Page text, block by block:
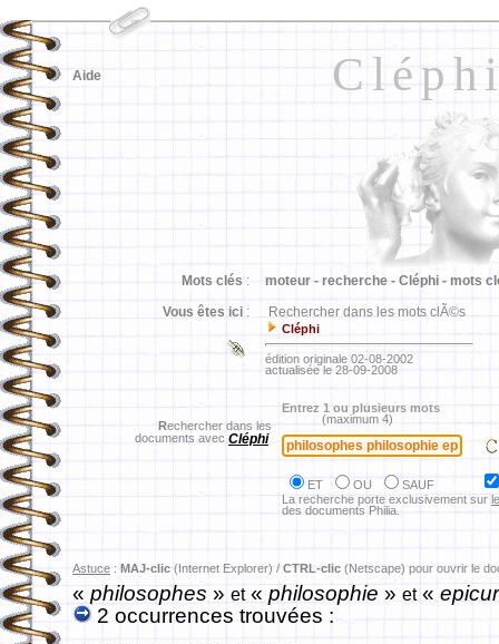
Aide
Mots clés : moteur - recherche - Cléphi - mots
Vous êtes ici : Rechercher dans les mots clÃ©s
Cléphi
édition originale 02-08-2002
actualisée le 28-09-2008
Rechercher dans les
documents avec Cléphi
Entrez 1 ou plusieurs mots
(maximum 4)
ET OU
SAUF
La recherche porte exclusivement sur
des documents Philia.
Astuce : MAJ-clic (Internet Explorer) / CTRL-clic (Netscape) pour ouvrir le
«philosophes » et« philosophie » et«
2 occurrences trouvées :